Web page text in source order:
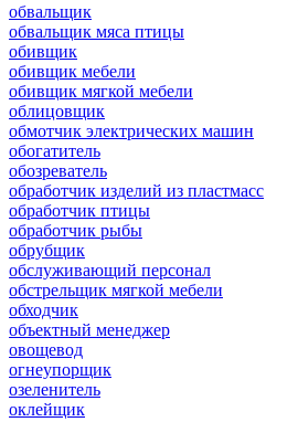
обвальщик
обвальщик мяса птицы
обивщик
обивщик мебели
обивщик мягкой мебели
облицовщик
обмотчик электрических машин
обогатитель
обозреватель
обработчик изделий из пластмасс
обработчик птицы
обработчик рыбы
обрубщик
обслуживающий персонал
обстрельщик мягкой мебели
обходчик
объектный менеджер
овощевод
огнеупорщик
озеленитель
оклейщик